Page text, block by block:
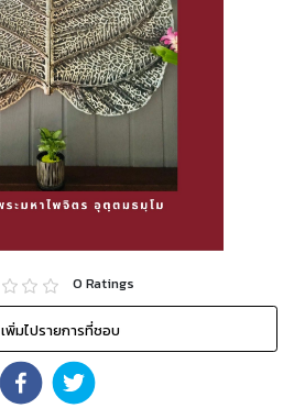
0 Ratings
เพิ่มไปรายการที่ชอบ